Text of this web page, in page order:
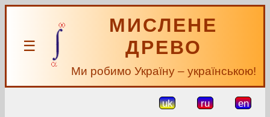
☰
МИСЛЕНЕ
ДРЕВО
Ми робимо Україну – українською!
uk ru en